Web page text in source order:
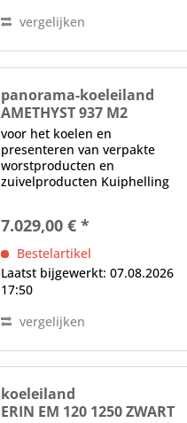
vergelijken
panorama-koeleiland
AMETHYST 937 M2
voor het koelen en
presenteren van verpakte
worstproducten en
zuivelproducten Kuiphelling
Elektronische bediening
(onderaan het voorpaneel)
digitaal display,
temperatuurregeling...
7.029,00 € *
Bestelartikel
Laatst bijgewerkt: 07.08.2026
17:50
vergelijken
koeleiland
ERIN EM 120 1250 ZWART